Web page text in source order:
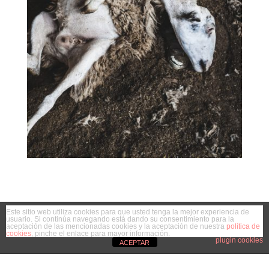
Este sitio web utiliza cookies para que usted tenga la mejor experiencia de
usuario. Si continúa navegando está dando su consentimiento para la
aceptación de las mencionadas cookies y la aceptación de nuestra política de
cookies, pinche el enlace para mayor información.
plugin cookies
ACEPTAR